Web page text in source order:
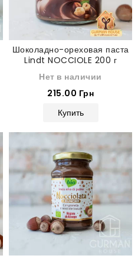
Шоколадно-ореховая паста
Lindt NOCCIOLE 200 г
Нет в наличии
215.00 Грн
Купить